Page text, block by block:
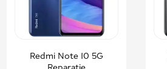
Redmi Note 10 5G